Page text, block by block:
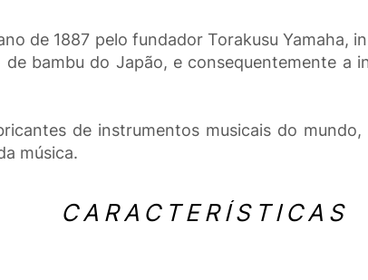
de 1887 pelo fundador Torakusu Yamaha,
bambu do Japão, e consequentemente a
de instrumentos musicais do
música.
CARACTERÍSTICAS